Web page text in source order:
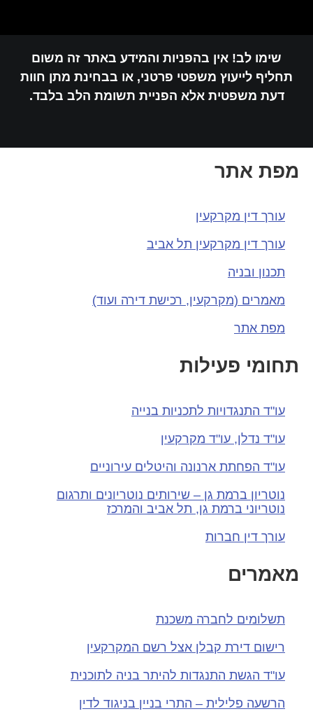
שימו לב! אין בהפניות והמידע באתר זה משום
תחליף לייעוץ משפטי פרטני, או בבחינת מתן חוות
דעת משפטית אלא הפניית תשומת הלב בלבד.
מפת אתר
עורך דין מקרקעין
עורך דין מקרקעין תל אביב
תכנון ובניה
מאמרים (מקרקעין, רכישת דירה ועוד)
מפת אתר
תחומי פעילות
עו"ד התנגדויות לתכניות בנייה
עו"ד נדלן, עו"ד מקרקעין
עו"ד הפחתת ארנונה והיטלים עירוניים
נוטריון ברמת גן – שירותים נוטריונים ותרגום
נוטריוני ברמת גן, תל אביב והמרכז
עורך דין חברות
מאמרים
תשלומים לחברה משכנת
רישום דירת קבלן אצל רשם המקרקעין
עו"ד הגשת התנגדות להיתר בניה לתוכנית
הרשעה פלילית – התרי בניין בניגוד לדין